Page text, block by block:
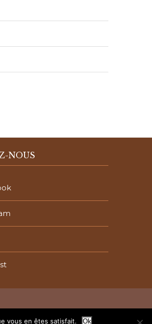
NOUS
vous en êtes satisfait. Ok